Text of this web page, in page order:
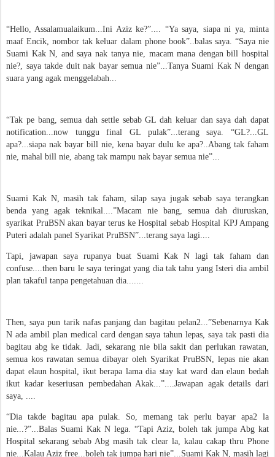
“Hello, Assalamualaikum...Ini Aziz ke?”.... “Ya saya, siapa ni ya, minta
maaf Encik, nombor tak keluar dalam phone book”..balas saya. “Saya nie
Suami Kak N, and saya nak tanya nie, macam mana dengan bill hospital
nie?, saya takde duit nak bayar semua nie”...Tanya Suami Kak N dengan
suara yang agak menggelabah...
“Tak pe bang, semua dah settle sebab GL dah keluar dan saya dah dapat
notification...now tunggu final GL pulak”...terang saya. “GL?...GL
apa?...siapa nak bayar bill nie, kena bayar dulu ke apa?..Abang tak faham
nie, mahal bill nie, abang tak mampu nak bayar semua nie”...
Suami Kak N, masih tak faham, silap saya jugak sebab saya terangkan
benda yang agak teknikal....”Macam nie bang, semua dah diuruskan,
syarikat PruBSN akan bayar terus ke Hospital sebab Hospital KPJ Ampang
Puteri adalah panel Syarikat PruBSN”...terang saya lagi....
Tapi, jawapan saya rupanya buat Suami Kak N lagi tak faham dan
confuse....then baru le saya teringat yang dia tak tahu yang Isteri dia ambil
plan takaful tanpa pengetahuan dia.......
Then, saya pun tarik nafas panjang dan bagitau pelan2...”Sebenarnya Kak
N ada ambil plan medical card dengan saya tahun lepas, saya tak pasti dia
bagitau abg ke tidak. Jadi, sekarang nie bila sakit dan perlukan rawatan,
semua kos rawatan semua dibayar oleh Syarikat PruBSN, lepas nie akan
dapat elaun hospital, ikut berapa lama dia stay kat ward dan elaun bedah
ikut kadar keseriusan pembedahan Akak...”....Jawapan agak details dari
saya, ....
“Dia takde bagitau apa pulak. So, memang tak perlu bayar apa2 la
nie...?”...Balas Suami Kak N lega. “Tapi Aziz, boleh tak jumpa Abg kat
Hospital sekarang sebab Abg masih tak clear la, kalau cakap thru Phone
nie...Kalau Aziz free...boleh tak jumpa hari nie”...Suami Kak N, masih lagi